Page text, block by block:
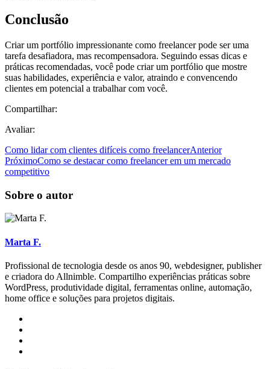
Conclusão
Criar um portfólio impressionante como freelancer pode ser uma
tarefa desafiadora, mas recompensadora. Seguindo essas dicas e
práticas recomendadas, você pode criar um portfólio que mostre
suas habilidades, experiência e valor, atraindo e convencendo
clientes em potencial a trabalhar com você.
Compartilhar:
Avaliar:
Como lidar com clientes difíceis como freelancerAnterior
PróximoComo se destacar como freelancer em um mercado
competitivo
Sobre o autor
Marta F.
Profissional de tecnologia desde os anos 90, webdesigner, publisher
e criadora do Allnimble. Compartilho experiências práticas sobre
WordPress, produtividade digital, ferramentas online, automação,
home office e soluções para projetos digitais.